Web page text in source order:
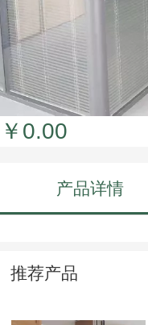
双玻百页玻璃隔断
￥0.00
产品详情
推荐产品